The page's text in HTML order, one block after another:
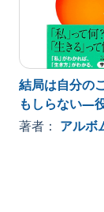
迦さまがいう
を勝手に捏造
幸福と安らぎ
道を紹介して
結局は自分の
もしらない―
期仏教法話〈
著者： アルボムッレ